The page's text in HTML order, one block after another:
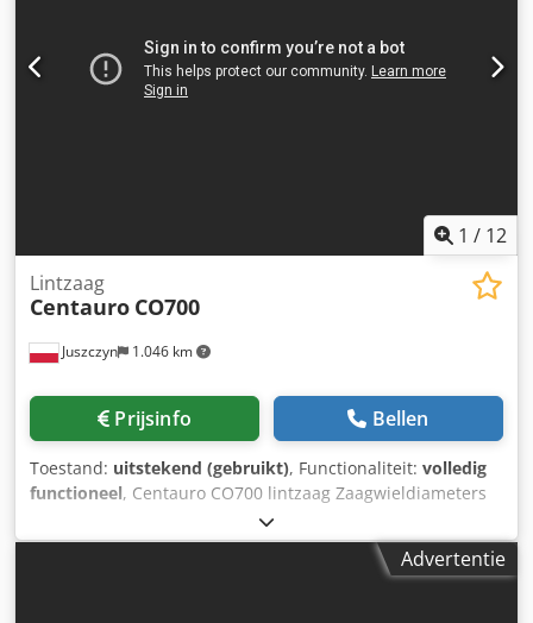
1 / 12
Juszczyn 1.046 km
Lintzaag
Centauro CO700
Prijsinfo Bellen
Toestand: uitstekend (gebruikt), Functionaliteit: volledig
functioneel, Centauro CO700 lintzaag Zaagwieldiameters
700 mm Max. maaihoogte 460 mm Max. snijbreedte 680
mm Max. tapebreedte 40×0,6 mm Motorvermogen 3kw
Cjdpfxjvyp I Se Acisha toerental wielen 736 tpm CE-Advertentie